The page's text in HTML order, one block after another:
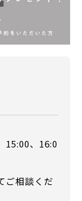
15:00、16:0
ご相談くだ